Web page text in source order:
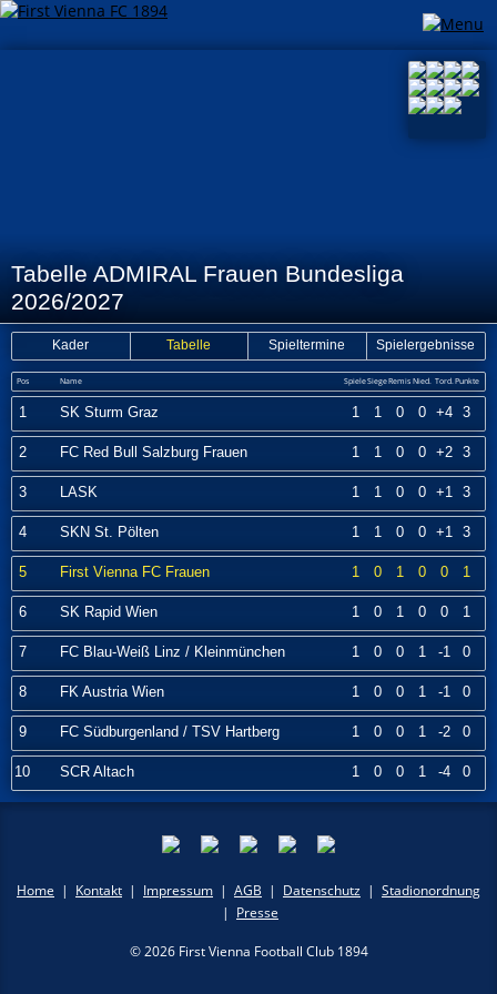
Tabelle ADMIRAL Frauen Bundesliga
2026/2027
Kader Tabelle Spieltermine Spielergebnisse
Pos Name SpieleSiegeRemis Nied. Tord.Punkte
1 SK Sturm Graz 1 1 0 0 +4 3
2 FC Red Bull Salzburg Frauen 1 1 0 0 +2 3
3 LASK 1 1 0 0 +1 3
4 SKN St. Pölten 1 1 0 0 +1 3
5 First Vienna FC Frauen 1 0 1 0 0 1
6 SK Rapid Wien 1 0 1 0 0 1
7 FC Blau-Weiß Linz / Kleinmünchen 1 0 0 1 -1 0
8 FK Austria Wien 1 0 0 1 -1 0
9 FC Südburgenland / TSV Hartberg 1 0 0 1 -2 0
10 SCR Altach 1 0 0 1 -4 0
Home | Kontakt | Impressum | AGB | Datenschutz | Stadionordnung
| Presse
© 2026 First Vienna Football Club 1894